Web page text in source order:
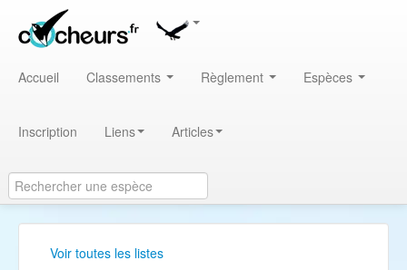
Accueil Classements Règlement Espèces
Inscription Liens Articles
Voir toutes les listes